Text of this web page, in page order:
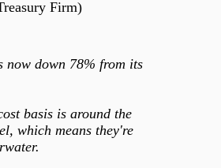
Firm)
now down 78% from its
basis is around the
which means they're